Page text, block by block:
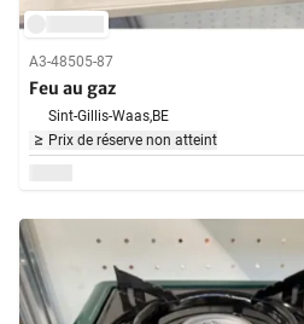
A3-48505-87
Feu au gaz
Sint-Gillis-Waas,BE
Prix de réserve non atteint